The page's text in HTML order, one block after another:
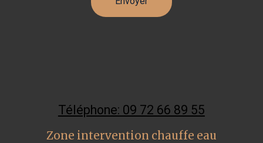
Téléphone: 09 72 66 89 55
Zone intervention chauffe eau